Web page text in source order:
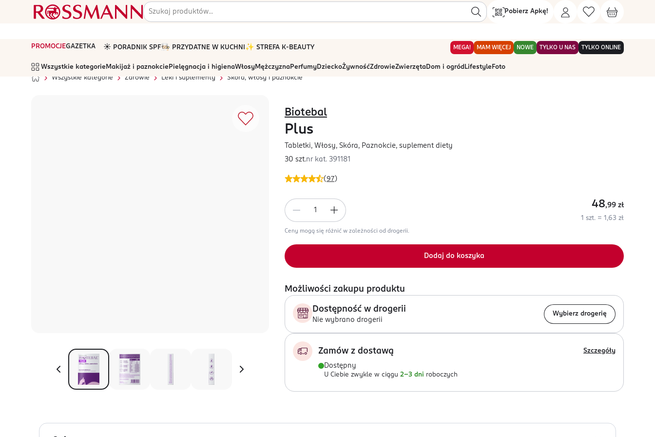
Pobierz Apkę!
PROMOCJEGAZETKA ☀️ PORADNIK SPF🧑🏻‍🍳 PRZYDATNE W KUCHNI ✨ STREFA K-BEAUTY MEGA! MAM WIĘCEJ NOWE TYLKO U NAS TYLKO ONLINE
Wszystkie kategorie Makijaż i paznokcie Pielęgnacja i higienaWłosyMężczyznaPerfumyDzieckoŻywnośćZdrowieZwierzętaDom i ogród Lifestyle Foto
Wszystkie kategorie
Zdrowie Leki i suplementy Skóra, włosy i paznokcie
(97)
Biotebal
Plus
Tabletki, Włosy, Skóra, Paznokcie, suplement diety
30 szt.nr kat. 391181
48,99 zł
1 szt. = 1,63 zł
Ceny mogą się różnić w zależności od drogerii.
Dodaj do koszyka
Możliwości zakupu produktu
Dostępność w drogerii
Nie wybrano drogerii
Wybierz drogerię
Zamów z dostawą Szczegóły
Dostępny
U Ciebie zwykle w ciągu 2-3 dni roboczych